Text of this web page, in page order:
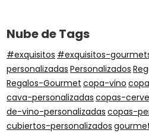
Nube de Tags
#exquisitos #exquisitos-
personalizadas Personalizados
Regalos-Gourmet copa-vino
cava-personalizadas copas-
de-vino-personalizadas copas-
cubiertos-personalizados